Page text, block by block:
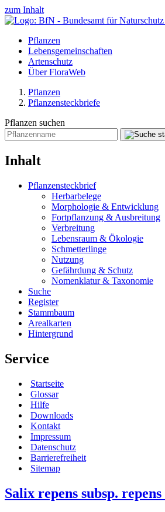
zum Inhalt
Pflanzen
Lebensgemeinschaften
Artenschutz
Über FloraWeb
Pflanzen
Pflanzensteckbriefe
Pflanzen suchen
Inhalt
Pflanzensteckbrief
Herbarbelege
Morphologie & Entwicklung
Fortpflanzung & Ausbreitung
Verbreitung
Lebensraum & Ökologie
Schmetterlinge
Nutzung
Gefährdung & Schutz
Nomenklatur & Taxonomie
Suche
Register
Stammbaum
Arealkarten
Hintergrund
Service
Startseite
Glossar
Hilfe
Downloads
Kontakt
Impressum
Datenschutz
Barrierefreiheit
Sitemap
Salix repens subsp. repens